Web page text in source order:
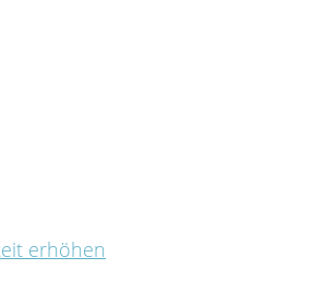
erhöhen